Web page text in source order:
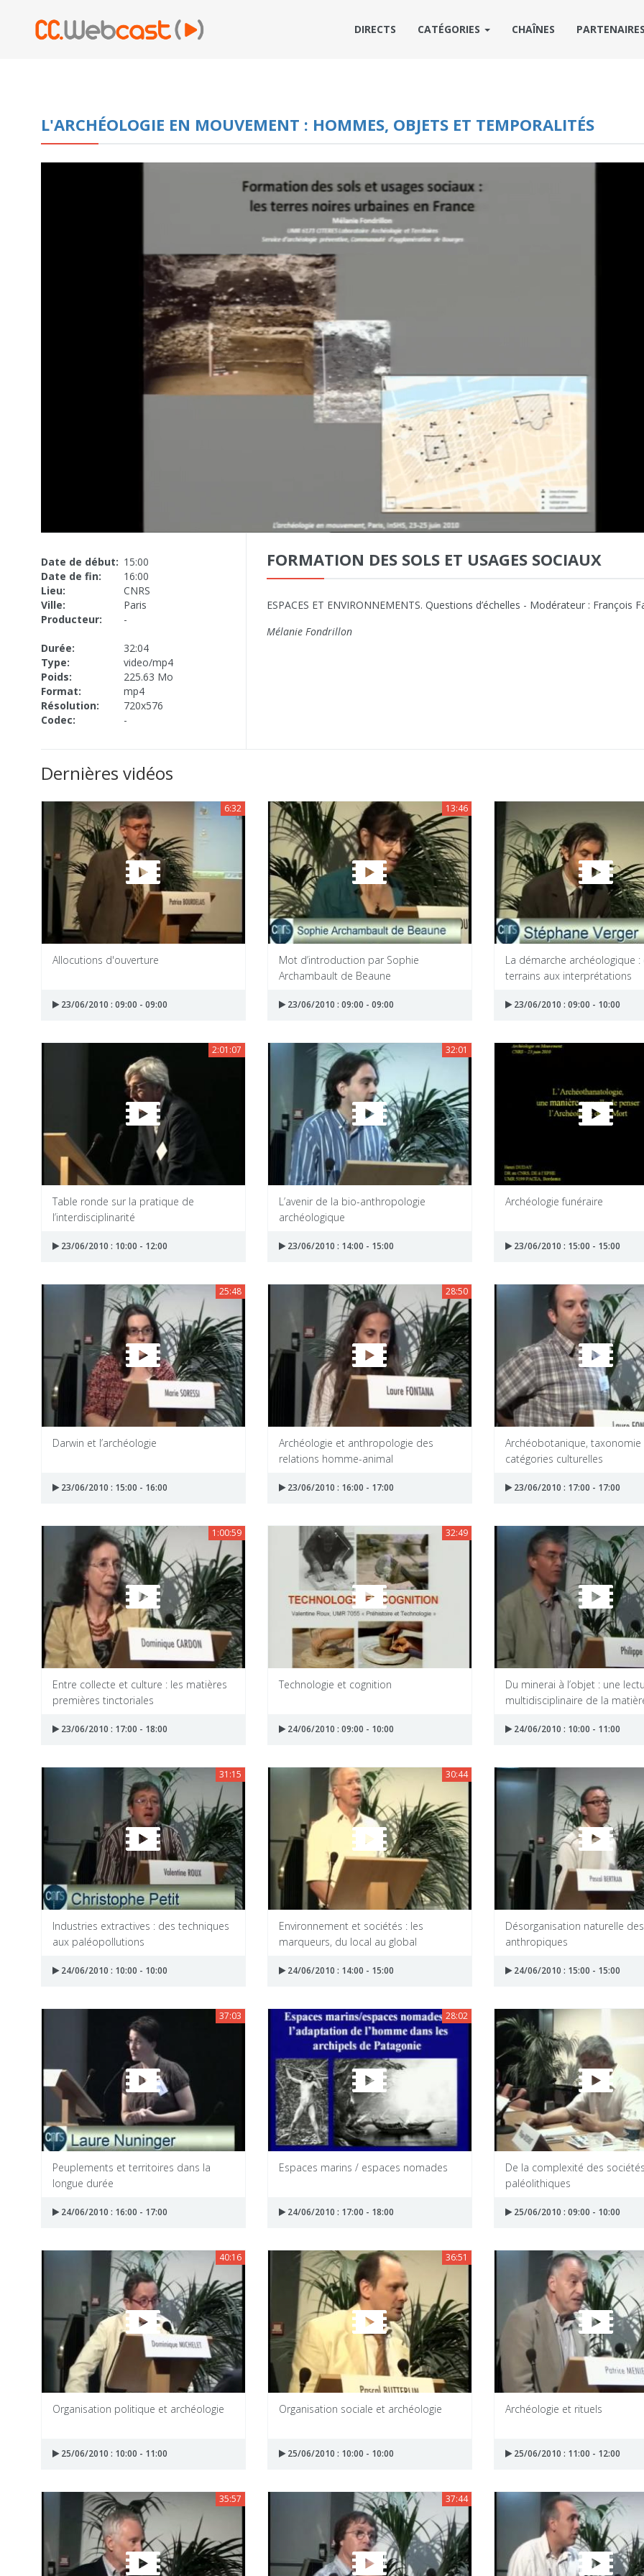
DIRECTS CATÉGORIES CHAÎNES PARTENAIRES
L'ARCHÉOLOGIE EN MOUVEMENT : HOMMES, OBJETS ET TEMPORALITÉS
Date de début: 15:00
Date de fin:
16:00
Lieu:
CNRS
Ville:
Paris
Producteur:
-
Durée:
32:04
Type:
video/mp4
Poids:
225.63 Mo
Format:
mp4
Résolution:
720x576
Codec:
-
FORMATION DES SOLS ET USAGES SOCIAUX
ESPACES ET ENVIRONNEMENTS. Questions d’échelles - Modérateur : François
Mélanie Fondrillon
Dernières vidéos
6:32
Allocutions d'ouverture
23/06/2010 : 09:00 - 09:00
13:46
Mot d’introduction par Sophie
Archambault de Beaune
23/06/2010 : 09:00 - 09:00
La démarche archéologique :
terrains aux interprétations
23/06/2010 : 09:00 - 10:00
2:01:07
Table ronde sur la pratique de
l’interdisciplinarité
23/06/2010 : 10:00 - 12:00
32:01
L’avenir de la bio-anthropologie
archéologique
23/06/2010 : 14:00 - 15:00
Archéologie funéraire
23/06/2010 : 15:00 - 15:00
25:48
Darwin et l’archéologie
23/06/2010 : 15:00 - 16:00
28:50
Archéologie et anthropologie des
relations homme-animal
23/06/2010 : 16:00 - 17:00
Archéobotanique, taxonomie
catégories culturelles
23/06/2010 : 17:00 - 17:00
1:00:59
Entre collecte et culture : les matières
premières tinctoriales
23/06/2010 : 17:00 - 18:00
32:49
Technologie et cognition
24/06/2010 : 09:00 - 10:00
Du minerai à l’objet : une
multidisciplinaire de la
24/06/2010 : 10:00 - 11:00
31:15
Industries extractives : des techniques
aux paléopollutions
24/06/2010 : 10:00 - 10:00
30:44
Environnement et sociétés : les
marqueurs, du local au global
24/06/2010 : 14:00 - 15:00
Désorganisation naturelle
anthropiques
24/06/2010 : 15:00 - 15:00
37:03
Peuplements et territoires dans la
longue durée
24/06/2010 : 16:00 - 17:00
28:02
Espaces marins / espaces nomades
24/06/2010 : 17:00 - 18:00
De la complexité des sociétés
paléolithiques
25/06/2010 : 09:00 - 10:00
40:16
Organisation politique et archéologie
25/06/2010 : 10:00 - 11:00
36:51
Organisation sociale et archéologie
25/06/2010 : 10:00 - 10:00
Archéologie et rituels
25/06/2010 : 11:00 - 12:00
35:57 37:44